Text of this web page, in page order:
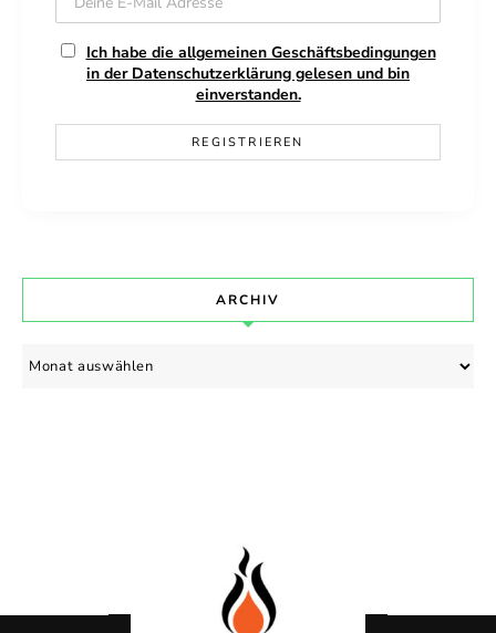
Ich habe die allgemeinen Geschäftsbedingungen
in der Datenschutzerklärung gelesen und bin
einverstanden.
ARCHIV
Archiv